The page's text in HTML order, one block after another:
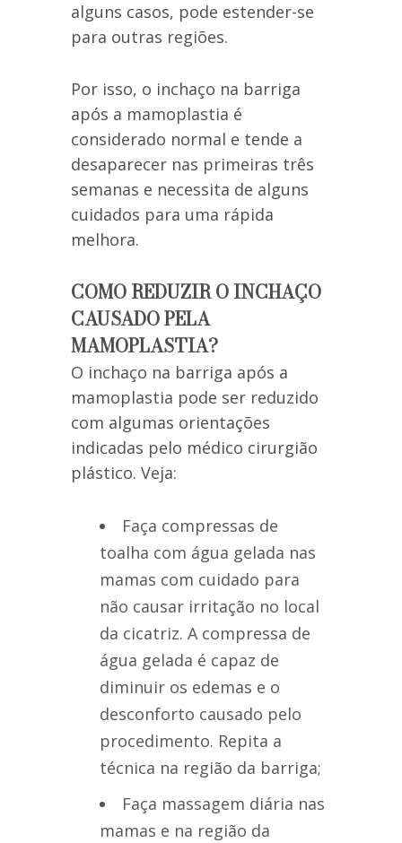
alguns casos, pode estender-se
para outras regiões.
Por isso, o inchaço na barriga
após a mamoplastia é
considerado normal e tende a
desaparecer nas primeiras três
semanas e necessita de alguns
cuidados para uma rápida
melhora.
COMO REDUZIR O INCHAÇO
CAUSADO PELA
MAMOPLASTIA?
O inchaço na barriga após a
mamoplastia pode ser reduzido
com algumas orientações
indicadas pelo médico cirurgião
plástico. Veja:
Faça compressas de
toalha com água gelada nas
mamas com cuidado para
não causar irritação no local
da cicatriz. A compressa de
água gelada é capaz de
diminuir os edemas e o
desconforto causado pelo
procedimento. Repita a
técnica na região da barriga;
Faça massagem diária nas
mamas e na região da